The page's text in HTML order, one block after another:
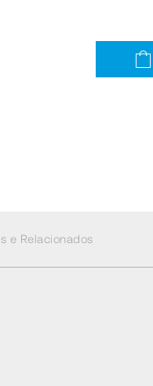
e Relacionados